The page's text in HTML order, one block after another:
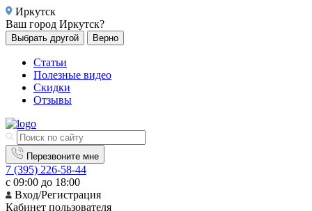
Иркутск
Ваш город Иркутск?
Выбрать другой Верно
Статьи
Полезные видео
Скидки
Отзывы
Перезвоните мне
7 (395) 226-58-44
с 09:00 до 18:00
Вход/Регистрация
Кабинет пользователя